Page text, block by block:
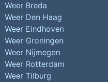
Weer Breda
Weer Den Haag
Weer Eindhoven
Weer Groningen
Weer Nijmegen
Weer Rotterdam
Weer Tilburg